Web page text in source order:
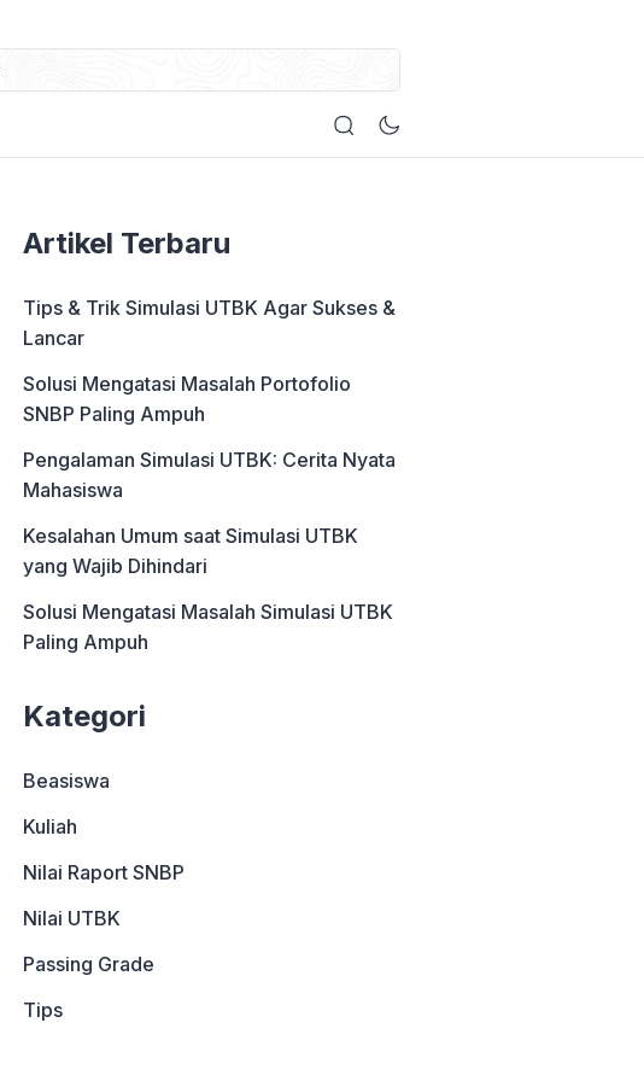
Artikel Terbaru
Tips & Trik Simulasi UTBK Agar Sukses &
Lancar
Solusi Mengatasi Masalah Portofolio
SNBP Paling Ampuh
Pengalaman Simulasi UTBK: Cerita Nyata
Mahasiswa
Kesalahan Umum saat Simulasi UTBK
yang Wajib Dihindari
Solusi Mengatasi Masalah Simulasi UTBK
Paling Ampuh
Kategori
Beasiswa
Kuliah
Nilai Raport SNBP
Nilai UTBK
Passing Grade
Tips